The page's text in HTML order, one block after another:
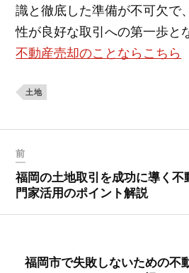
識と徹底した準備が不可欠で
性が良好な取引への第一歩と
不動産売却のことならこちら
土地
前
福岡の土地取引を成功に導く
門家活用のポイント解説
福岡市で失敗しないための不